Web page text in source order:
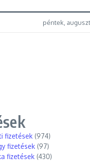
péntek,
fizetések (974)
fizetések (97)
fizetések (430)